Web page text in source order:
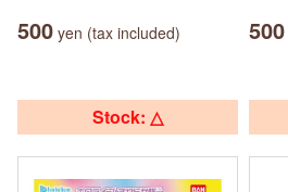
500 yen (tax included) 500
Stock: △